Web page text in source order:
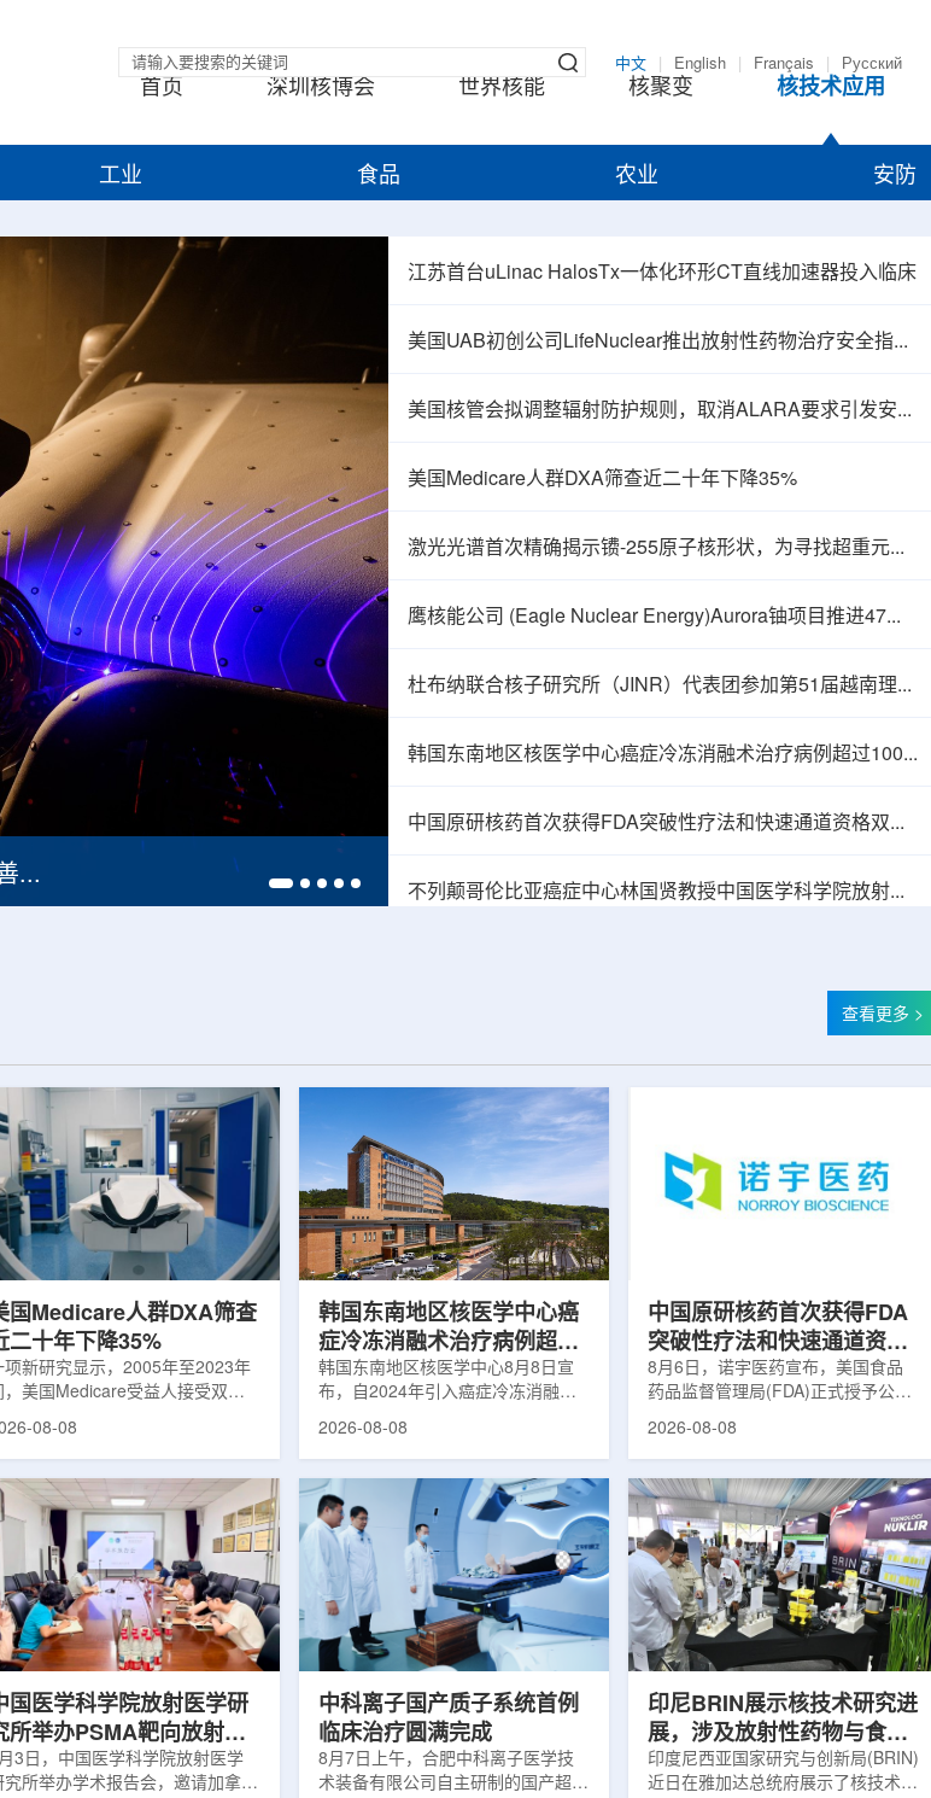
中文 English Français Русский
首页 深圳核博会 世界核能 核聚变 核技术应用
工业 食品 农业 安防
中核辐智正式设立 中国同辐持股90%打通核医
江苏首台uLinac HalosTx一体化环形CT直线加速器投入临床
美国UAB初创公司LifeNuclear推出放射性药物治疗安全指导平台TheraGuide
美国核管会拟调整辐射防护规则，取消ALARA要求引发安全争议
美国Medicare人群DXA筛查近二十年下降35%
激光光谱首次精确揭示镄-255原子核形状，为寻找超重元素提供新线索
鹰核能公司 (Eagle Nuclear Energy)Aurora铀项目推进47孔预可研钻探
杜布纳联合核子研究所（JINR）代表团参加第51届越南理论物理会议
韩国东南地区核医学中心癌症冷冻消融术治疗病例超过100例
中国原研核药首次获得FDA突破性疗法和快速通道资格双重认定
不列颠哥伦比亚癌症中心林国贤教授中国医学科学院放射医学研究所开展学术交流
查看更多 >
国Medicare人群DXA筛查
二十年下降35%
项新研究显示，2005年至2023年
，美国Medicare受益人接受双能X
线吸收测定(DXA)检查的比例明显
提示，不同人群之间的筛查可及性
异正在扩大。研究人员分析了超过
万名Medicare受益人的理赔数
。结果显示，DXA使用率从2005
的每10万名受益人7255次，下降
2023年的每10万名受益人4690
。相关研究已发表于
Osteoporosis International》。下
08-08
韩国东南地区核医学中心癌
症冷冻消融术治疗病例超过
100例
韩国东南地区核医学中心8月8日宣
布，自2024年引入癌症冷冻消融术
以来，中心已完成超过100例相关手
法。治疗过程中，医生在CT或超声
成像引导下，将细治疗针精准插入肿
瘤部位，通过零下40摄氏度或更低
的超低温冷冻病灶，使癌细胞发生坏
死。由于低温冷冻本身具有一定麻醉
作用，该技术有助于减轻患者疼痛，
减少对周围正常组织的损伤，并促进
术后较快恢复。据该中心介绍，目前
2026-08-08
中国原研核药首次获得FDA
突破性疗法和快速通道资格
双重认定
8月6日，诺宇医药宣布，美国食品
药品监督管理局(FDA)正式授予公司
自主研发的68Ga-NYM096突破性疗
认定(Fast Track Designation,
FTD)。这是原研核药领域中国首个
获得美国 FDA 突破性疗法认定、首
个同时获得 FDA 突破性疗法与快速
通道双项认定的产品，创造了核药领
域里程碑式突破。68Ga-NYM096是
一款特异性结合CAⅨ的肾癌小分子
诊断核药，适用于疑似或确认转移性
2026-08-08
国医学科学院放射医学研
所举办PSMA靶向放射性
物学术报告会
3日，中国医学科学院放射医学
究所举办学术报告会，邀请加拿大
中科离子国产质子系统首例
临床治疗圆满完成
8月7日上午，合肥中科离子医学技
术装备有限公司自主研制的国产超导
印尼BRIN展示核技术研究进
展，涉及放射性药物与食品
辐照应用
印度尼西亚国家研究与创新局(BRIN)
近日在雅加达总统府展示了核技术研